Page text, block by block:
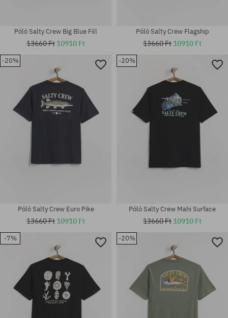
Elérhető méretek:
Elérhető méretek:
Elérhető méretek:
Póló Salty Crew Big Blue Fill
13660 Ft 10910 Ft
Elérhető méretek:
M; L; XL; XXL
Póló Salty Crew Flagship
13660 Ft 10910 Ft
-20%
Póló Salty Crew Euro Pike
13660 Ft 10910 Ft
-20%
Póló Salty Crew Mahi Surface
13660 Ft 10910 Ft
-7% -20%